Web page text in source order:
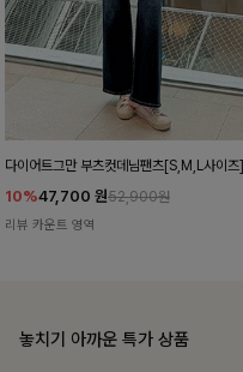
다이어트그만 부츠컷데님팬츠[S,M,L사이즈]
10%47,700 원52,900원
리뷰 카운트 영역
놓치기 아까운 특가 상품